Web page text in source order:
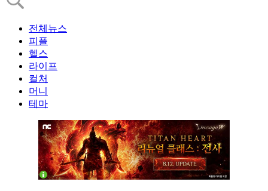
전체뉴스
피플
헬스
라이프
컬처
머니
테마